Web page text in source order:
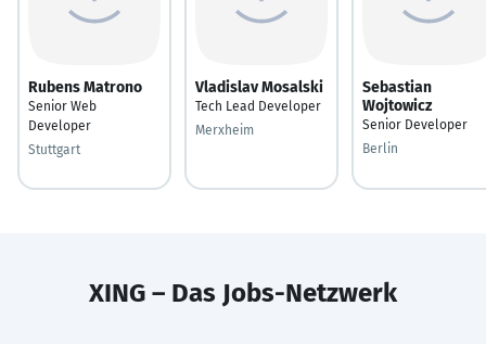
Rubens Matrono
Senior Web
Developer
Stuttgart
Vladislav Mosalski
Tech Lead Developer
Merxheim
Sebastian
Wojtowicz
Senior Developer
Berlin
XING – Das Jobs-Netzwerk